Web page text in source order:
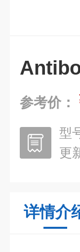
参考价：
型
更
详情介